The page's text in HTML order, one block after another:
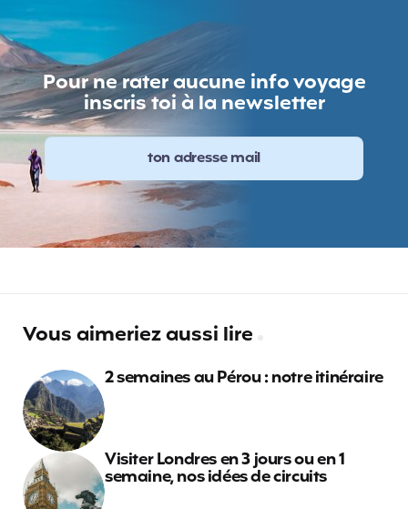
Pour ne rater aucune info voyage
inscris toi à la newsletter
Vous aimeriez aussi lire
2 semaines au Pérou : notre itinéraire
Visiter Londres en 3 jours ou en 1
semaine, nos idées de circuits